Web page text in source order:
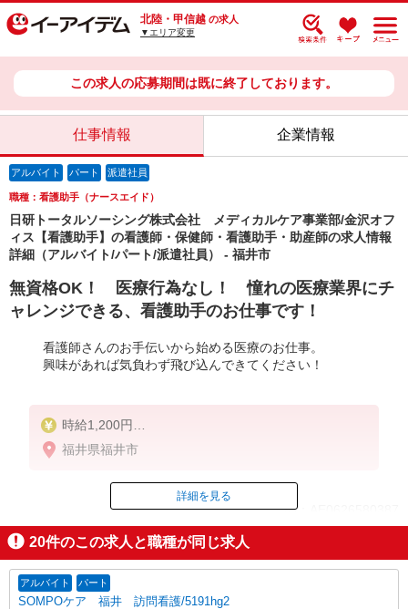
北陸・甲信越 の求人
▼エリア変更
この求人の応募期間は既に終了しております。
仕事情報 企業情報
アルバイト パート 派遣社員
職種：看護助手（ナースエイド）
日研トータルソーシング株式会社 メディカルケア事業部/金沢オフ
ィス【看護助手】の看護師・保健師・看護助手・助産師の求人情報
詳細（アルバイト/パート/派遣社員） - 福井市
無資格OK！ 医療行為なし！ 憧れの医療業界にチ
ャレンジできる、看護助手のお仕事です！
看護師さんのお手伝いから始める医療のお仕事。
興味があれば気負わず飛び込んできてください！
時給1,200円
★週払いOK（規定あり）
福井県福井市
ID：AE0626580387
掲載期間終了
詳細を見る
20件のこの求人と職種が同じ求人
アルバイト パート
SOMPOケア 福井 訪問看護/5191hg2